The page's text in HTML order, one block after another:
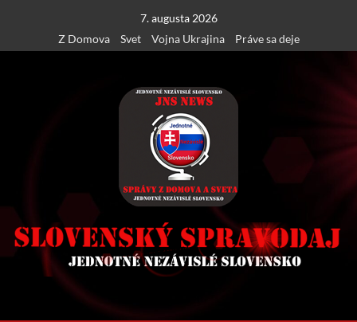
content
7. augusta 2026
Z Domova
Svet Vojna Ukrajina Práve sa deje